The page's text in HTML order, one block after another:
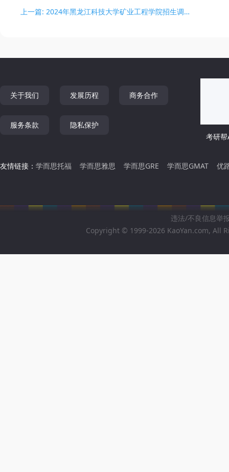
上一篇: 2024年黑龙江科技大学矿业工程学院招生调剂信息
关于我们 发展历程 商务合作
服务条款
隐私保护
考研帮
友情链接： 学而思托福 学而思雅思 学而思GRE 学而思GMAT 优
违法/不良信息举
Copyright © 1999-2026 KaoYan.com, All